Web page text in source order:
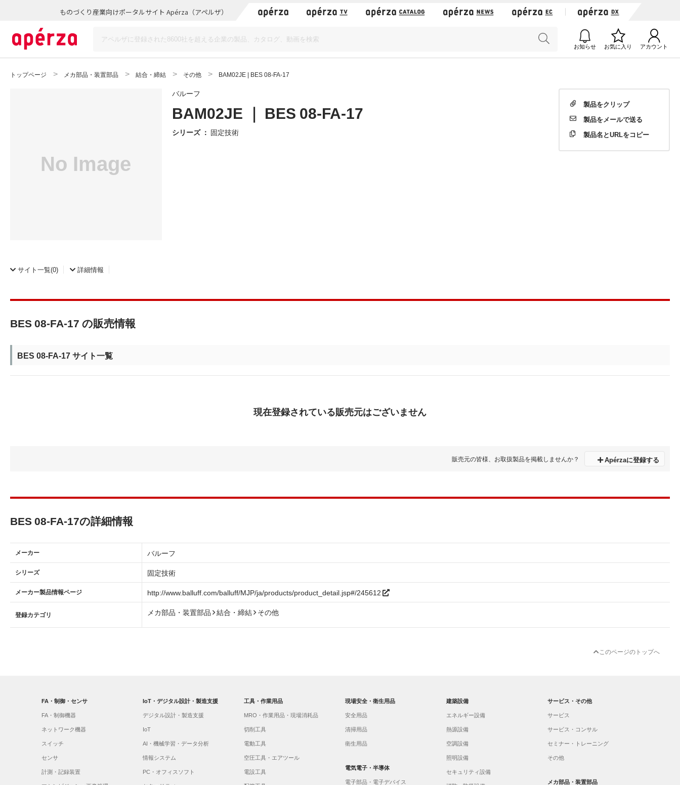
ものづくり産業向けポータルサイト Apérza（アペルザ）
お知らせ お気に入り アカウント
トップページ メカ部品・装置部品 結合・締結 その他 BAM02JE | BES 08-FA-17
バルーフ
BAM02JE ｜ BES 08-FA-17
シリーズ： 固定技術
製品をクリップ
製品をメールで送る
製品名とURLをコピー
サイト一覧(0) 詳細情報
BES 08-FA-17 の販売情報
BES 08-FA-17 サイト一覧
現在登録されている販売元はございません
販売元の皆様、お取扱製品を掲載しませんか？ Apérzaに登録する
BES 08-FA-17の詳細情報
メーカー バルーフ
シリーズ 固定技術
メーカー製品情報ページ http://www.balluff.com/balluff/MJP/ja/products/product_detail.jsp#/245612
登録カテゴリ メカ部品・装置部品 結合・締結 その他
このページのトップへ
FA・制御・センサ
FA・制御機器
ネットワーク機器
スイッチ
センサ
計測・記録装置
IoT・デジタル設計・製造支援
デジタル設計・製造支援
IoT
AI・機械学習・データ分析
情報システム
PC・オフィスソフト
工具・作業用品
MRO・作業用品・現場消耗品
切削工具
電動工具
空圧工具・エアツール
電設工具
現場安全・衛生用品
安全用品
清掃用品
衛生用品
建築設備
エネルギー設備
熱源設備
空調設備
照明設備
セキュリティ設備
サービス・その他
サービス
サービス・コンサル
セミナー・トレーニング
その他
電気電子・半導体
電子部品・電子デバイス
メカ部品・装置部品